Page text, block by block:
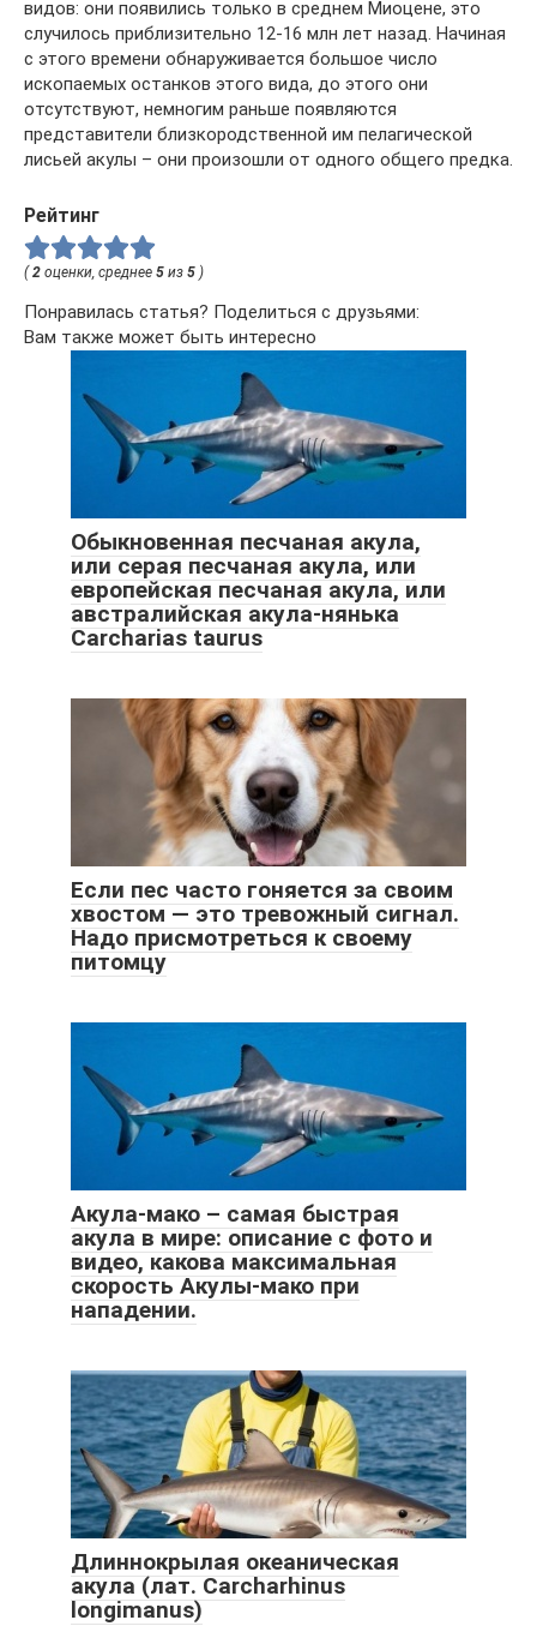
видов: они появились только в среднем Миоцене, это
случилось приблизительно 12-16 млн лет назад. Начиная
с этого времени обнаруживается большое число
ископаемых останков этого вида, до этого они
отсутствуют, немногим раньше появляются
представители близкородственной им пелагической
лисьей акулы – они произошли от одного общего предка.
Рейтинг
( 2 оценки, среднее 5 из 5 )
Понравилась статья? Поделиться с друзьями:
Вам также может быть интересно
Обыкновенная песчаная акула,
или серая песчаная акула, или
европейская песчаная акула, или
австралийская акула-нянька
Carcharias taurus
Если пес часто гоняется за своим
хвостом — это тревожный сигнал.
Надо присмотреться к своему
питомцу
Акула-мако – самая быстрая
акула в мире: описание с фото и
видео, какова максимальная
скорость Акулы-мако при
нападении.
Длиннокрылая океаническая
акула (лат. Carcharhinus
longimanus)